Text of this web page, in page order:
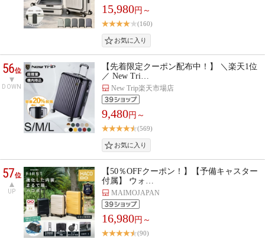
15,980円～
(160)
56位
DOWN
【先着限定クーポン配布中！】 ＼楽天1位
／ New Tri…
New Trip楽天市場店
9,480円～
(569)
57位
UP
【50％OFFクーポン！】【予備キャスター
付属】 ウォ…
MAIMOJAPAN
16,980円～
(90)